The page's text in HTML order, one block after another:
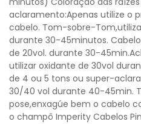
aclaramento:Apenas utilize o
cabelo. Tom-sobre-
durante 30-45minutos.
de 20vol. durante 30-
utilizar oxidante de 30vol
de 4 ou 5 tons ou super-
30/40 vol durante 40-45min.
pose,enxagúe bem o cabelo
o champô Imperity Cabelos